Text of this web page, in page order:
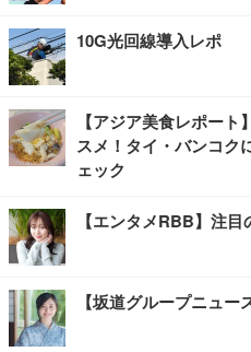
10G光回線導入レポ
【アジア美食レポー
スメ！タイ・バンコク
ェック
【エンタメRBB】注
【坂道グループニュ